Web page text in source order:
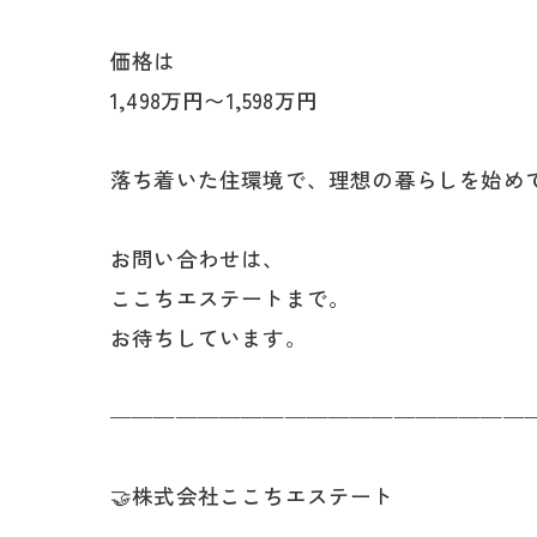
価格は
1,498万円〜1,598万円
落ち着いた住環境で、理想の暮らしを始め
お問い合わせは、
ここちエステートまで。
お待ちしています。
🤝株式会社ここちエステート